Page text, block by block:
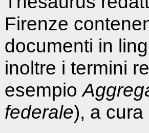
Firenze
documenti in
inoltre i termini
esempio
federale), a cura